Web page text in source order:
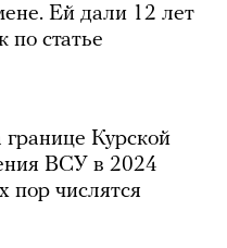
Ей дали 12 лет
статье
границе Курской
ВСУ в 2024
пор числятся